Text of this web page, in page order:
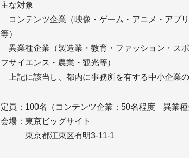
主な対象
コンテンツ企業（映像・ゲーム・アニメ・アプ
等）
異業種企業（製造業・教育・ファッション・ス
フサイエンス・農業・観光等）
上記に該当し、都内に事務所を有する中小企業
定員：100名（コンテンツ企業：50名程度 異業種
会場：東京ビッグサイト
東京都江東区有明3-11-1